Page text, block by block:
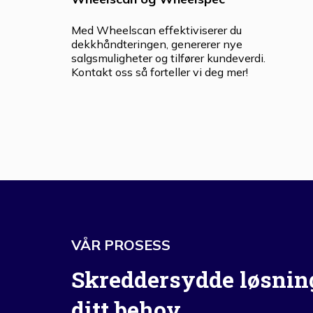
Med Wheelscan effektiviserer du
dekkhåndteringen, genererer nye
salgsmuligheter og tilfører kundeverdi.
Kontakt oss så forteller vi deg mer!
VÅR PROSESS
Skreddersydde